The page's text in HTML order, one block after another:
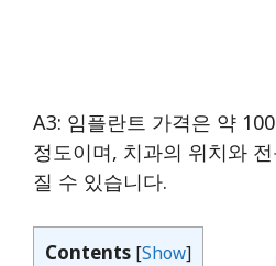
A3: 임플란트 가격은 약
정도이며, 치과의 위치와
질 수 있습니다.
Contents [Show]